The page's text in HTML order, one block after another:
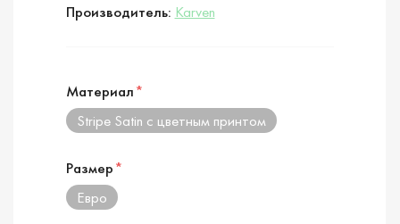
Производитель: Karven
Материал*
Stripe Satin с цветным принтом
Размер*
Евро